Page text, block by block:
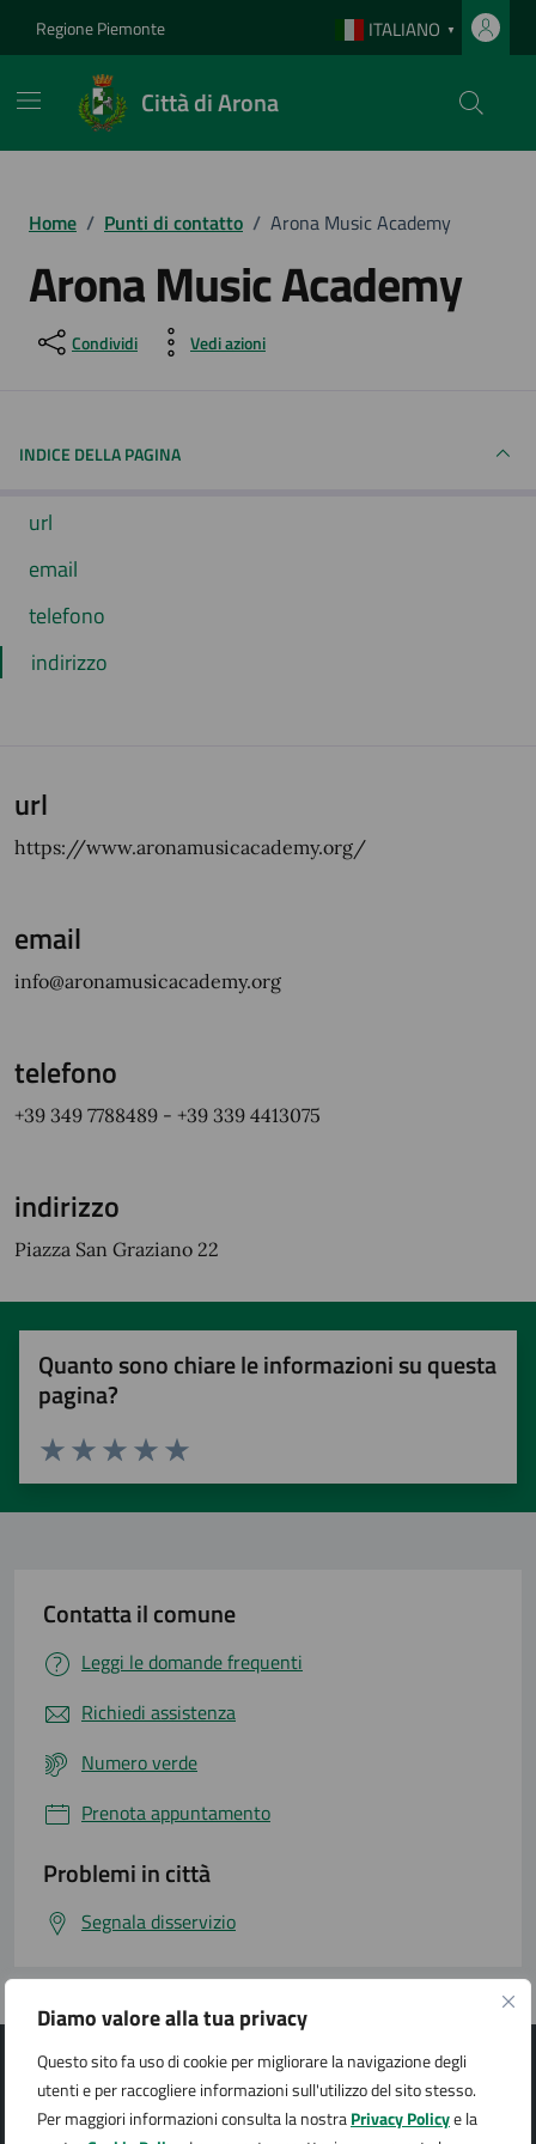
Diamo valore alla tua privacy
Questo sito fa uso di cookie per migliorare la navigazione degli
utenti e per raccogliere informazioni sull'utilizzo del sito stesso.
Per maggiori informazioni consulta la nostraPrivacy Policye la
Regione Piemonte ITALIANO ▼
Città di Arona
Home / Punti di contatto / Arona Music Academy
Arona Music Academy
Condividi Vedi azioni
INDICE DELLA PAGINA
url
email
telefono
indirizzo
url
https://www.aronamusicacademy.org/
email
info@aronamusicacademy.org
telefono
+39 349 7788489 - +39 339 4413075
indirizzo
Piazza San Graziano 22
Quanto sono chiare le informazioni su questa
pagina?
Valuta 5 stelle su 5
Valuta 4 stelle su 5
Valuta 3 stelle su 5
Valuta 2 stelle su 5
Valuta 1 stelle su 5
Contatta il comune
Leggi le domande frequenti
Richiedi assistenza
Numero verde
Prenota appuntamento
Problemi in città
Segnala disservizio